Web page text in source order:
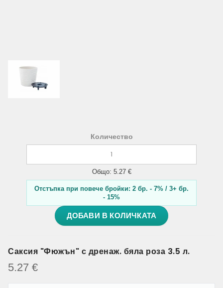
Количество
Общо: 5.27 €
Отстъпка при повече бройки: 2 бр. - 7% / 3+ бр.
- 15%
ДОБАВИ В КОЛИЧКАТА
Саксия "Фюжън" с дренаж. бяла роза 3.5 л.
5.27 €